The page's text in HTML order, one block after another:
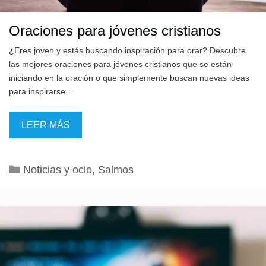
Oraciones para jóvenes cristianos
¿Eres joven y estás buscando inspiración para orar? Descubre
las mejores oraciones para jóvenes cristianos que se están
iniciando en la oración o que simplemente buscan nuevas ideas
para inspirarse …
LEER MÁS
Categorías
Noticias y ocio, Salmos